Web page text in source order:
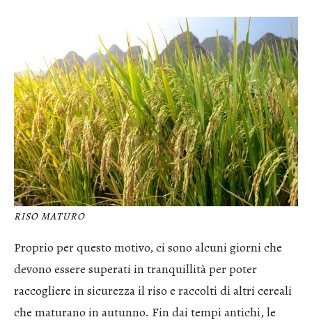
RISO MATURO
Proprio per questo motivo, ci sono alcuni giorni che
devono essere superati in tranquillità per poter
raccogliere in sicurezza il riso e raccolti di altri cereali
che maturano in autunno. Fin dai tempi antichi, le